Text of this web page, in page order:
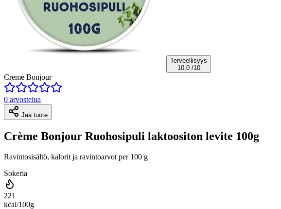
Terveellisyys
10,0 /10
Creme Bonjour
0 arvostelua
Jaa tuote
Crème Bonjour Ruohosipuli laktoositon levite 100g
Ravintosisältö, kalorit ja ravintoarvot per 100 g
Sokeria
221
kcal/100g